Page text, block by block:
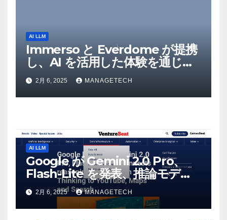
AI LLM
Immerso と Everdome が提携
し、AI を活用した体験を通じて
メタバースのイノベーションを
推進 – Intelligent CIO APAC
2月 6, 2025 MANAGETECH
AI LLM
Google が Gemini 2.0 Pro、
Flash-Lite を発表、推論モデル
Flash Thinking を YouTube、
マップ、検索に接続 |
VentureBeat
2月 6, 2025 MANAGETECH